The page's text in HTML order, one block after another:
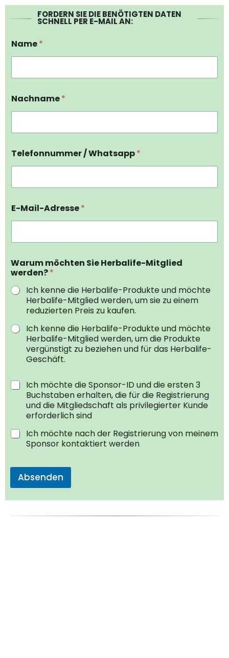
FORDERN SIE DIE BENÖTIGTEN DATEN
SCHNELL PER E-MAIL AN:
Name*
Nachname*
Telefonnummer / Whatsapp*
E-Mail-Adresse*
Warum möchten Sie Herbalife-Mitglied
werden?*
Ich kenne die Herbalife-Produkte und möchte
Herbalife-Mitglied werden, um sie zu einem
reduzierten Preis zu kaufen.
Ich kenne die Herbalife-Produkte und möchte
Herbalife-Mitglied werden, um die Produkte
vergünstigt zu beziehen und für das Herbalife-
Geschäft.
I
K
a
t
*
Ich möchte die Sponsor-ID und die ersten 3
Buchstaben erhalten, die für die Registrierung
und die Mitgliedschaft als privilegierter Kunde
erforderlich sind
Ich möchte nach der Registrierung von meinem
Sponsor kontaktiert werden
Absenden